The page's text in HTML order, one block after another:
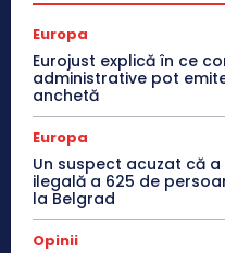
Europa
Eurojust explică în ce
administrative pot
anchetă
Europa
Un suspect acuzat că
ilegală a 625 de
la Belgrad
Opinii